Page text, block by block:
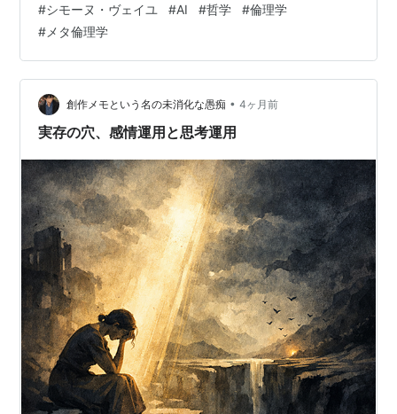
を卒業した、ものすごい「天才」でした。普通なら、そ
のまま大学の先生になって安全で快適な部屋で難しい本
を読んでいればよかったはずです。 でも、彼女の哲学は
違いました。「部屋にこもって考えているだけの言葉に
は、何の意味もない」と考えたのです。 💡 ヴェイユの生
涯と哲学の「3つの核」 彼女の…
#シモーヌ・ヴェイユ #AI #哲学 #倫理学
# メタ倫理学
創作メモという名の未消化な愚痴 • 4ヶ月前
実存の穴、感情運用と思考運用